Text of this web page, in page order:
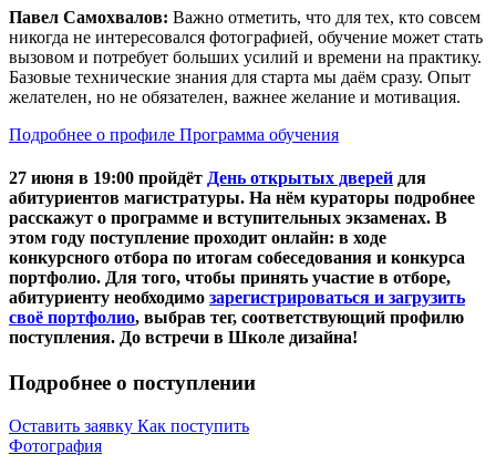
Павел Самохвалов: Важно отметить, что для тех, кто совсем
никогда не интересовался фотографией, обучение может стать
вызовом и потребует больших усилий и времени на практику.
Базовые технические знания для старта мы даём сразу. Опыт
желателен, но не обязателен, важнее желание и мотивация.
Подробнее о профиле Программа обучения
27 июня в 19:00 пройдёт День открытых дверей для
абитуриентов магистратуры. На нём кураторы подробнее
расскажут о программе и вступительных экзаменах. В
этом году поступление проходит онлайн: в ходе
конкурсного отбора по итогам собеседования и конкурса
портфолио. Для того, чтобы принять участие в отборе,
абитуриенту необходимо зарегистрироваться и загрузить
своё портфолио, выбрав тег, соответствующий профилю
поступления. До встречи в Школе дизайна!
Подробнее о поступлении
Оставить заявку Как поступить
Фотография